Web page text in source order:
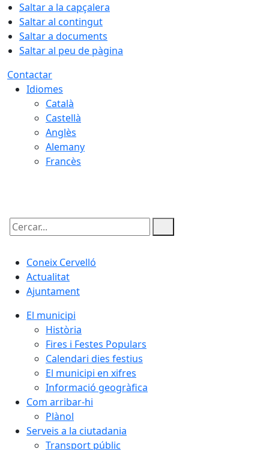
Saltar a la capçalera
Saltar al contingut
Saltar a documents
Saltar al peu de pàgina
Contactar
Idiomes
Català
Castellà
Anglès
Alemany
Francès
Cercar:
Coneix Cervelló
Actualitat
Ajuntament
El municipi
Història
Fires i Festes Populars
Calendari dies festius
El municipi en xifres
Informació geogràfica
Com arribar-hi
Plànol
Serveis a la ciutadania
Transport públic